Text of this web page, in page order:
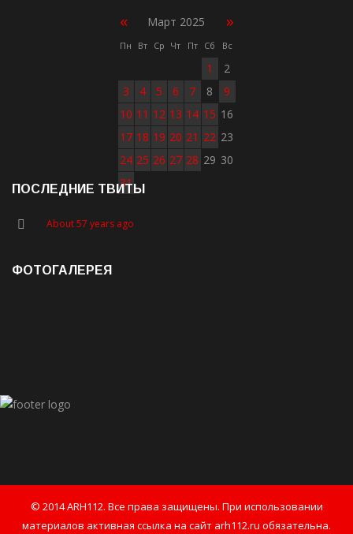
« Март 2025 »
Пн Вт Ср Чт Пт Сб Вс
1
2
3
4 5 6 7 8
9
10 11 12 13 14 15 16
17 18 19 20 21 22 23
24 25 26 27 28 29 30
31
ПОСЛЕДНИЕ ТВИТЫ
About 57 years ago
ФОТОГАЛЕРЕЯ
© 2014 ARH112. Все права защищены. При использовании
материалов активная ссылка на сайт arh112.ru обязательна.